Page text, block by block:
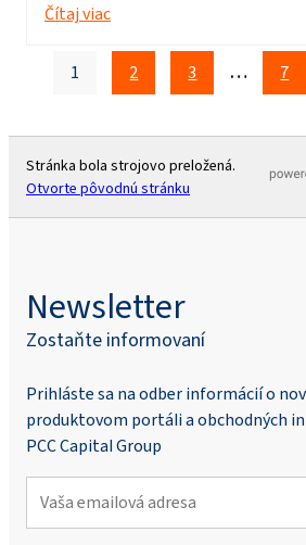
Čítaj viac
1 2 3 … 7
Stránka bola strojovo preložená.
Otvorte pôvodnú stránku
Newsletter
Zostaňte informovaní
Prihláste sa na odber informácií o
produktovom portáli a obchodných
PCC Capital Group